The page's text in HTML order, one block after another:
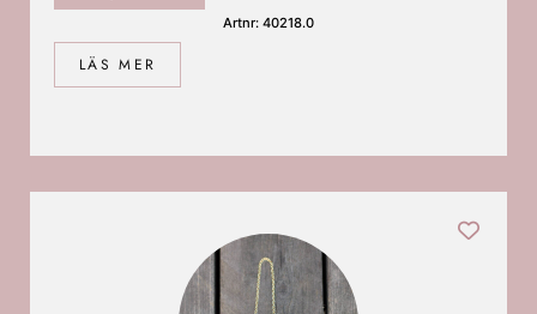
LÄS MER
Artnr: 40218.0